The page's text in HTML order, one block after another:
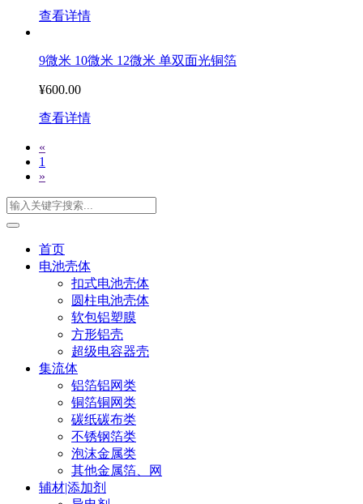
查看详情
9微米 10微米 12微米 单双面光铜箔
¥600.00
查看详情
«
1
»
首页
电池壳体
扣式电池壳体
圆柱电池壳体
软包铝塑膜
方形铝壳
超级电容器壳
集流体
铝箔铝网类
铜箔铜网类
碳纸碳布类
不锈钢箔类
泡沫金属类
其他金属箔、网
辅材|添加剂